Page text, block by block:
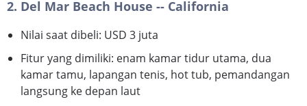
2. Del Mar Beach House -- California
Nilai saat dibeli: USD 3 juta
Fitur yang dimiliki: enam kamar tidur utama, dua
kamar tamu, lapangan tenis, hot tub, pemandangan
langsung ke depan laut